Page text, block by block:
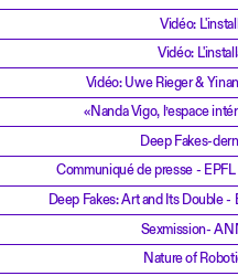
Vidéo:
Vidéo:
Vidéo: Uwe Rieger &
«Nanda Vigo, l’espace
Deep Fakes-
Communiqué de presse -
Deep Fakes: Art and Its Double
Sexmission-
Nature of